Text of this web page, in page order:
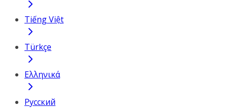
Tiếng Việt
Türkçe
Ελληνικά
Русский